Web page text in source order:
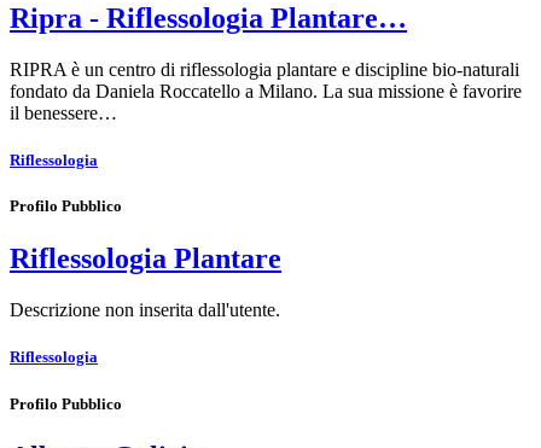
Ripra - Riflessologia Plantare…
RIPRA è un centro di riflessologia plantare e discipline bio-naturali
fondato da Daniela Roccatello a Milano. La sua missione è favorire
il benessere…
Riflessologia
Profilo Pubblico
Riflessologia Plantare
Descrizione non inserita dall'utente.
Riflessologia
Profilo Pubblico